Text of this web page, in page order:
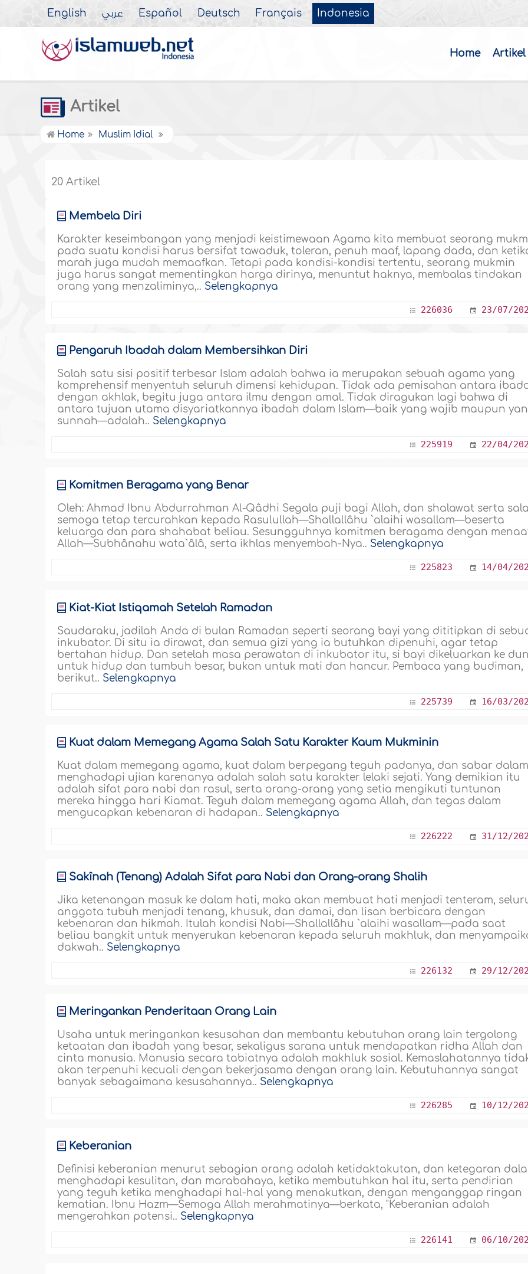
English عربي Español Deutsch Français Indonesia
Home Artikel
Artikel
Home Muslim Idial
20 Artikel
Membela Diri
Karakter keseimbangan yang menjadi keistimewaan Agama kita membuat seorang
pada suatu kondisi harus bersifat tawaduk, toleran, penuh maaf, lapang dada, dan
marah juga mudah memaafkan. Tetapi pada kondisi-kondisi tertentu, seorang mukmin
juga harus sangat mementingkan harga dirinya, menuntut haknya, membalas tindakan
orang yang menzaliminya,.. Selengkapnya
226036 23/07/
Pengaruh Ibadah dalam Membersihkan Diri
Salah satu sisi positif terbesar Islam adalah bahwa ia merupakan sebuah agama yang
komprehensif menyentuh seluruh dimensi kehidupan. Tidak ada pemisahan antara
dengan akhlak, begitu juga antara ilmu dengan amal. Tidak diragukan lagi bahwa di
antara tujuan utama disyariatkannya ibadah dalam Islam—baik yang wajib maupun
sunnah—adalah.. Selengkapnya
225919 22/04/
Komitmen Beragama yang Benar
Oleh: Ahmad Ibnu Abdurrahman Al-Qâdhi Segala puji bagi Allah, dan shalawat serta
semoga tetap tercurahkan kepada Rasulullah—Shallallâhu `alaihi wasallam—beserta
keluarga dan para shahabat beliau. Sesungguhnya komitmen beragama dengan
Allah—Subhânahu wata`âlâ, serta ikhlas menyembah-Nya.. Selengkapnya
225823 14/04/
Kiat-Kiat Istiqamah Setelah Ramadan
Saudaraku, jadilah Anda di bulan Ramadan seperti seorang bayi yang dititipkan di
inkubator. Di situ ia dirawat, dan semua gizi yang ia butuhkan dipenuhi, agar tetap
bertahan hidup. Dan setelah masa perawatan di inkubator itu, si bayi dikeluarkan ke
untuk hidup dan tumbuh besar, bukan untuk mati dan hancur. Pembaca yang budiman,
berikut.. Selengkapnya
225739 16/03/
Kuat dalam Memegang Agama Salah Satu Karakter Kaum Mukminin
Kuat dalam memegang agama, kuat dalam berpegang teguh padanya, dan sabar dalam
menghadapi ujian karenanya adalah salah satu karakter lelaki sejati. Yang demikian itu
adalah sifat para nabi dan rasul, serta orang-orang yang setia mengikuti tuntunan
mereka hingga hari Kiamat. Teguh dalam memegang agama Allah, dan tegas dalam
mengucapkan kebenaran di hadapan.. Selengkapnya
226222 31/12/
Sakînah (Tenang) Adalah Sifat para Nabi dan Orang-orang Shalih
Jika ketenangan masuk ke dalam hati, maka akan membuat hati menjadi tenteram,
anggota tubuh menjadi tenang, khusuk, dan damai, dan lisan berbicara dengan
kebenaran dan hikmah. Itulah kondisi Nabi—Shallallâhu `alaihi wasallam—pada saat
beliau bangkit untuk menyerukan kebenaran kepada seluruh makhluk, dan
dakwah.. Selengkapnya
226132 29/12/
Meringankan Penderitaan Orang Lain
Usaha untuk meringankan kesusahan dan membantu kebutuhan orang lain tergolong
ketaatan dan ibadah yang besar, sekaligus sarana untuk mendapatkan ridha Allah dan
cinta manusia. Manusia secara tabiatnya adalah makhluk sosial. Kemaslahatannya
akan terpenuhi kecuali dengan bekerjasama dengan orang lain. Kebutuhannya sangat
banyak sebagaimana kesusahannya.. Selengkapnya
226285 10/12/
Keberanian
Definisi keberanian menurut sebagian orang adalah ketidaktakutan, dan ketegaran
menghadapi kesulitan, dan marabahaya, ketika membutuhkan hal itu, serta pendirian
yang teguh ketika menghadapi hal-hal yang menakutkan, dengan menganggap ringan
kematian. Ibnu Hazm—Semoga Allah merahmatinya—berkata, "Keberanian adalah
mengerahkan potensi.. Selengkapnya
226141 06/10/